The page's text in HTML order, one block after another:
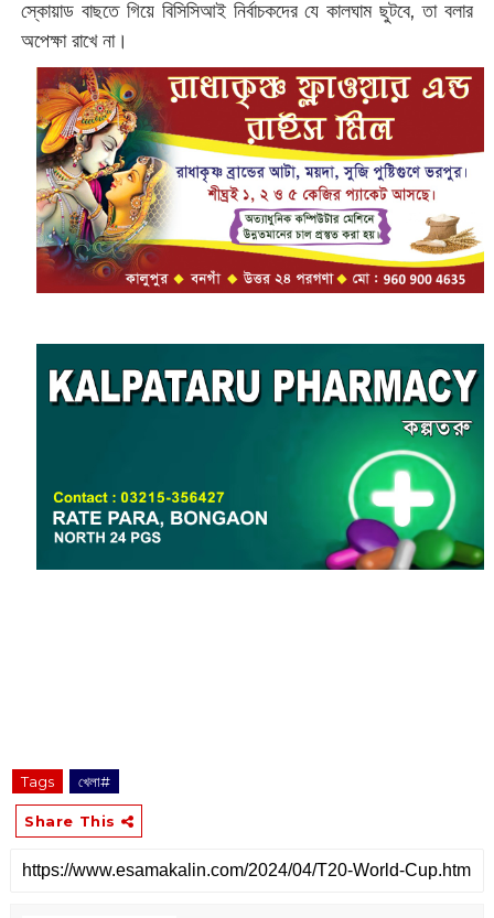
স্কোয়াড বাছতে গিয়ে বিসিসিআই নির্বাচকদের যে কালঘাম ছুটবে, তা বলার
অপেক্ষা রাখে না।
Tags খেলা#
Share This